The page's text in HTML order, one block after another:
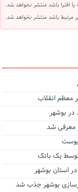
افترا باشد منتشر نخواهد شد.
مرتبط باشد منتشر نخواهد شد.
انقلاب
بوشهر
شد
یک بانک
استان بوشهر